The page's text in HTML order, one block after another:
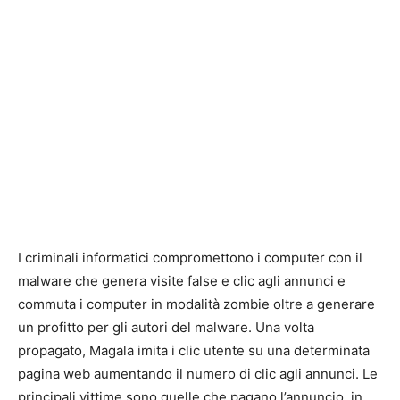
I criminali informatici compromettono i computer con il
malware che genera visite false e clic agli annunci e
commuta i computer in modalità zombie oltre a generare
un profitto per gli autori del malware. Una volta
propagato, Magala imita i clic utente su una determinata
pagina web aumentando il numero di clic agli annunci. Le